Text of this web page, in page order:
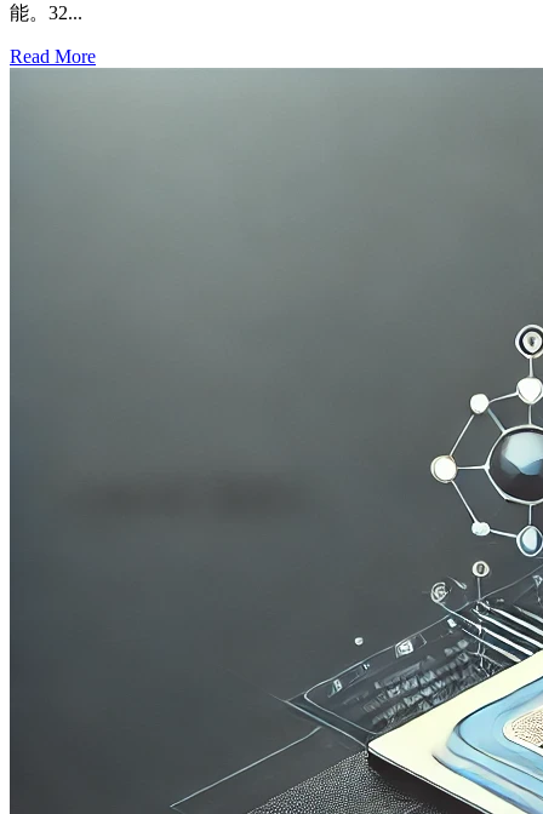
能。32...
Read More